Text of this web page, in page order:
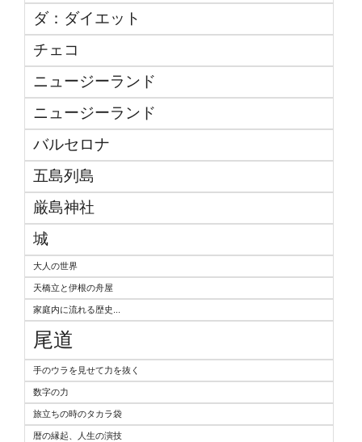
ダ：ダイエット
チェコ
ニュージーランド
ニュージーランド
バルセロナ
五島列島
厳島神社
城
大人の世界
天橋立と伊根の舟屋
家庭内に流れる歴史...
尾道
手のウラを見せて力を抜く
数字の力
旅立ちの時のタカラ袋
暦の縁起、人生の演技